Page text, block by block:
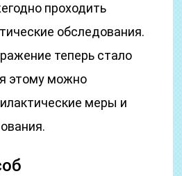
проходить
обследования.
теперь стало
этому можно
меры и